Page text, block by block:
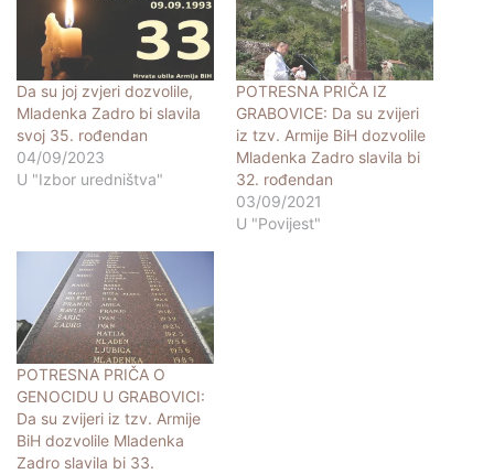
Da su joj zvjeri dozvolile,
Mladenka Zadro bi slavila
svoj 35. rođendan
04/09/2023
U "Izbor uredništva"
POTRESNA PRIČA IZ
GRABOVICE: Da su zvijeri
iz tzv. Armije BiH dozvolile
Mladenka Zadro slavila bi
32. rođendan
03/09/2021
U "Povijest"
POTRESNA PRIČA O
GENOCIDU U GRABOVICI:
Da su zvijeri iz tzv. Armije
BiH dozvolile Mladenka
Zadro slavila bi 33.